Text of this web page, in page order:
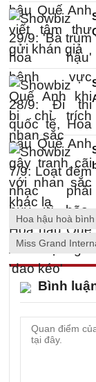
Hoa hậu hoà
Miss Grand
Bình